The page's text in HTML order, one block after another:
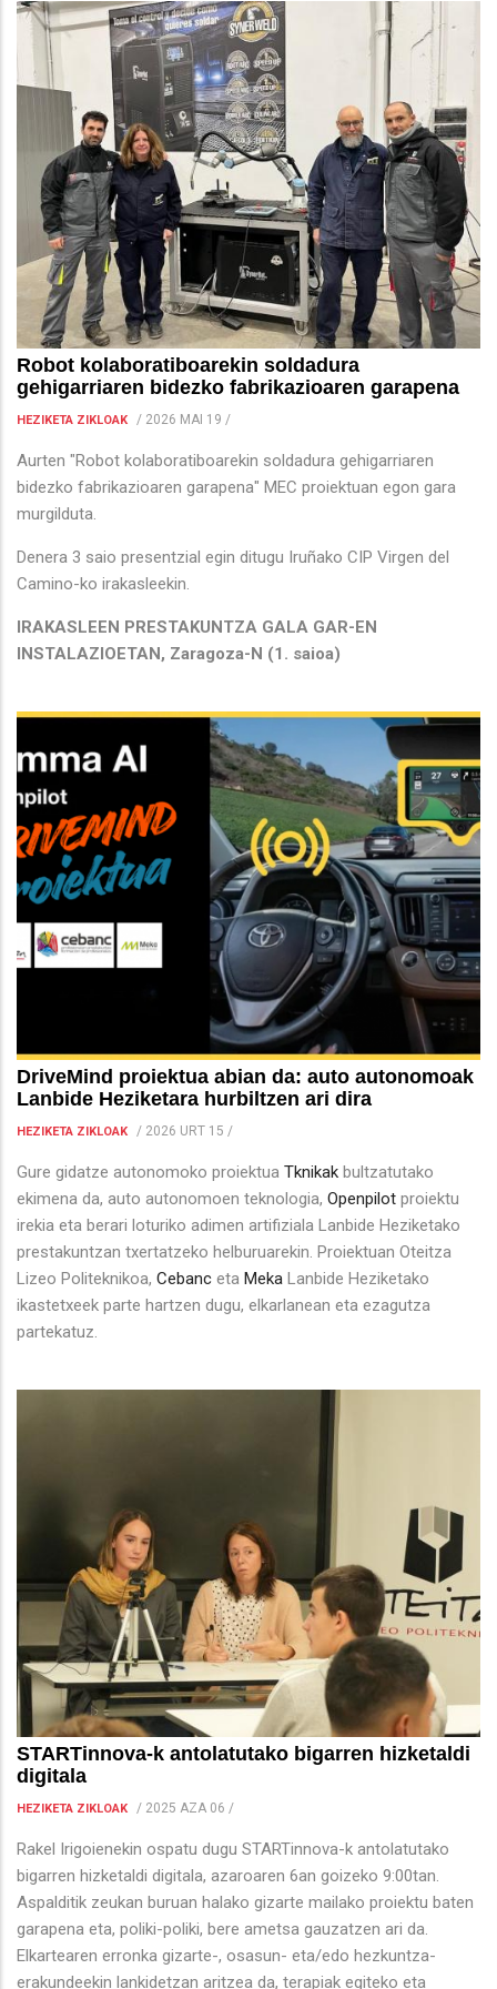
Robot kolaboratiboarekin soldadura
gehigarriaren bidezko fabrikazioaren garapena
HEZIKETA ZIKLOAK / 2026 MAI 19 /
Aurten "Robot kolaboratiboarekin soldadura gehigarriaren
bidezko fabrikazioaren garapena" MEC proiektuan egon gara
murgilduta.
Denera 3 saio presentzial egin ditugu Iruñako CIP Virgen del
Camino-ko irakasleekin.
IRAKASLEEN PRESTAKUNTZA GALA GAR-EN
INSTALAZIOETAN, Zaragoza-N (1. saioa)
DriveMind proiektua abian da: auto autonomoak
Lanbide Heziketara hurbiltzen ari dira
HEZIKETA ZIKLOAK / 2026 URT 15 /
Gure gidatze autonomoko proiektua Tknikak bultzatutako
ekimena da, auto autonomoen teknologia, Openpilot proiektu
irekia eta berari loturiko adimen artifiziala Lanbide Heziketako
prestakuntzan txertatzeko helburuarekin. Proiektuan Oteitza
Lizeo Politeknikoa, Cebanc eta Meka Lanbide Heziketako
ikastetxeek parte hartzen dugu, elkarlanean eta ezagutza
partekatuz.
STARTinnova-k antolatutako bigarren hizketaldi
digitala
HEZIKETA ZIKLOAK / 2025 AZA 06 /
Rakel Irigoienekin ospatu dugu STARTinnova-k antolatutako
bigarren hizketaldi digitala, azaroaren 6an goizeko 9:00tan.
Aspalditik zeukan buruan halako gizarte mailako proiektu baten
garapena eta, poliki-poliki, bere ametsa gauzatzen ari da.
Elkartearen erronka gizarte-, osasun- eta/edo hezkuntza-
erakundeekin lankidetzan aritzea da, terapiak egiteko eta